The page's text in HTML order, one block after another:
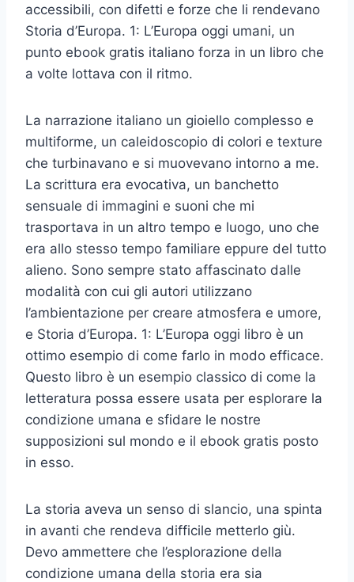
accessibili, con difetti e forze che li rendevano
Storia d’Europa. 1: L’Europa oggi umani, un
punto ebook gratis italiano forza in un libro che
a volte lottava con il ritmo.
La narrazione italiano un gioiello complesso e
multiforme, un caleidoscopio di colori e texture
che turbinavano e si muovevano intorno a me.
La scrittura era evocativa, un banchetto
sensuale di immagini e suoni che mi
trasportava in un altro tempo e luogo, uno che
era allo stesso tempo familiare eppure del tutto
alieno. Sono sempre stato affascinato dalle
modalità con cui gli autori utilizzano
l’ambientazione per creare atmosfera e umore,
e Storia d’Europa. 1: L’Europa oggi libro è un
ottimo esempio di come farlo in modo efficace.
Questo libro è un esempio classico di come la
letteratura possa essere usata per esplorare la
condizione umana e sfidare le nostre
supposizioni sul mondo e il ebook gratis posto
in esso.
La storia aveva un senso di slancio, una spinta
in avanti che rendeva difficile metterlo giù.
Devo ammettere che l’esplorazione della
condizione umana della storia era sia